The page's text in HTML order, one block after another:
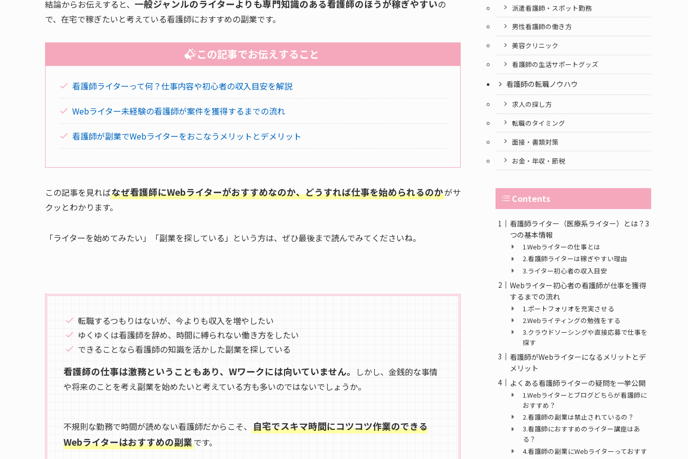
結論からお伝えすると、 一般ジャンルのライターよりも専門知識のある看護師のほうが稼ぎやすいの
で、在宅で稼ぎたいと考えている看護師におすすめの副業です。
この記事でお伝えすること
看護師ライターって何？仕事内容や初心者の収入目安を解説
Webライター未経験の看護師が案件を獲得するまでの流れ
看護師が副業でWebライターをおこなうメリットとデメリット
この記事を見ればなぜ看護師にWebライターがおすすめなのか、どうすれば仕事を始められるのかがサ
クッとわかります。
「ライターを始めてみたい」「副業を探している」という方は、ぜひ最後まで読んでみてくださいね。
転職するつもりはないが、今よりも収入を増やしたい
ゆくゆくは看護師を辞め、時間に縛られない働き方をしたい
できることなら看護師の知識を活かした副業を探している
看護師の仕事は激務ということもあり、Wワークには向いていません。
しかし、金銭的な事情
や将来のことを考え副業を始めたいと考えている方も多いのではないでしょうか。
不規則な勤務で時間が読めない看護師だからこそ、 自宅でスキマ時間にコツコツ作業のできる
Webライターはおすすめの副業です。
派遣看護師・スポット勤務
男性看護師の働き方
美容クリニック
看護師の生活サポートグッズ
看護師の転職ノウハウ
求人の探し方
転職のタイミング
面接・書類対策
お金・年収・節税
Contents
看護師ライター（医療系ライター）とは？3
つの基本情報
1.Webライターの仕事とは
2.看護師ライターは稼ぎやすい理由
3.ライター初心者の収入目安
Webライター初心者の看護師が仕事を獲得
するまでの流れ
1.ポートフォリオを充実させる
2.Webライティングの勉強をする
3.クラウドソーシングや直接応募で仕事を
探す
看護師がWebライターになるメリットとデ
メリット
よくある看護師ライターの疑問を一挙公開
1.Webライターとブログどちらが看護師に
おすすめ？
2.看護師の副業は禁止されているの？
3.看護師におすすめのライター講座はあ
る？
4.看護師の副業にWebライターっておすす